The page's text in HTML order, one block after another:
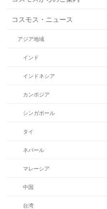
コスモス・ニュース
アジア地域
インド
インドネシア
カンボジア
シンガポール
タイ
ネパール
マレーシア
中国
台湾